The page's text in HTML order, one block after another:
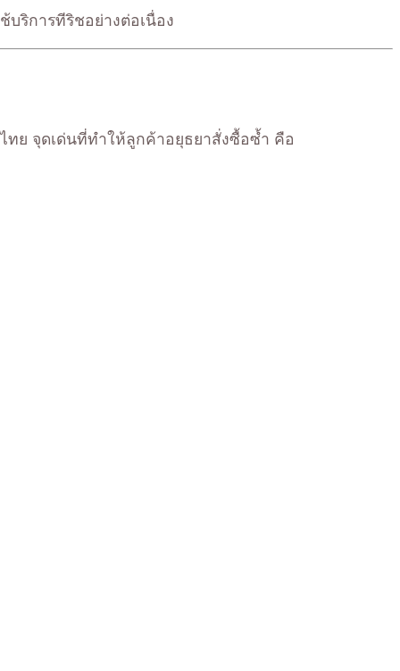
ริการทีริชอย่างต่อเนื่อง
ทย จุดเด่นที่ทำให้ลูกค้าอยุธยาสั่งซื้อซ้ำ คือ